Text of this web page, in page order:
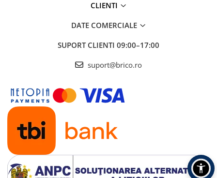
CLIENTI
DATE COMERCIALE
SUPORT CLIENTI 09:00–17:00
suport@brico.ro